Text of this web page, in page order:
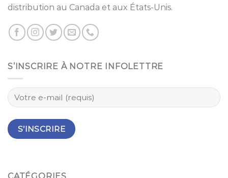
distribution au Canada et aux États-Unis.
S’INSCRIRE À NOTRE INFOLETTRE